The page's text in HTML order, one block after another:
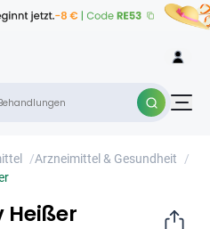
/Arzneimittel & Gesundheit
/
Heißer
×